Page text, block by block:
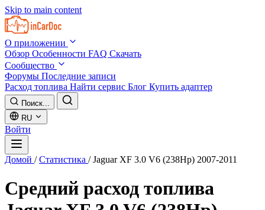
Skip to main content
О приложении
Обзор Особенности FAQ Скачать
Сообщество
Форумы Последние записи
Расход топлива Найти сервис Блог Купить адаптер
Поиск...
RU
Войти
Домой / Статистика / Jaguar XF 3.0 V6 (238Hp) 2007-2011
Средний расход топлива